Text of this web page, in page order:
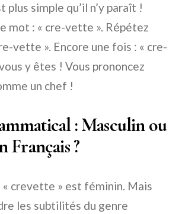
plus simple qu’il n’y paraît !
mot : « cre-vette ». Répétez
vette ». Encore une fois : « cre-
y êtes ! Vous prononcez
un chef !
: Masculin ou
Français ?
« crevette » est féminin. Mais
les subtilités du genre